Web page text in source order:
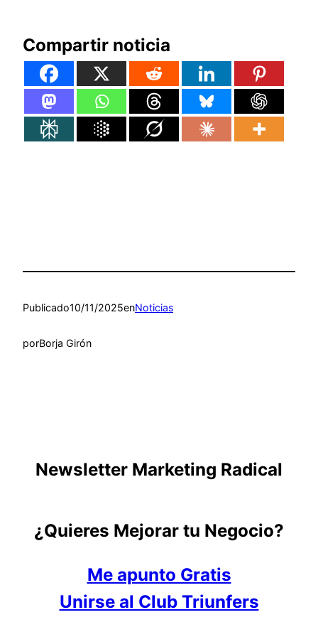
Compartir noticia
Publicado10/11/2025enNoticias
porBorja Girón
Newsletter Marketing Radical
¿Quieres Mejorar tu Negocio?
Me apunto Gratis
Unirse al Club Triunfers